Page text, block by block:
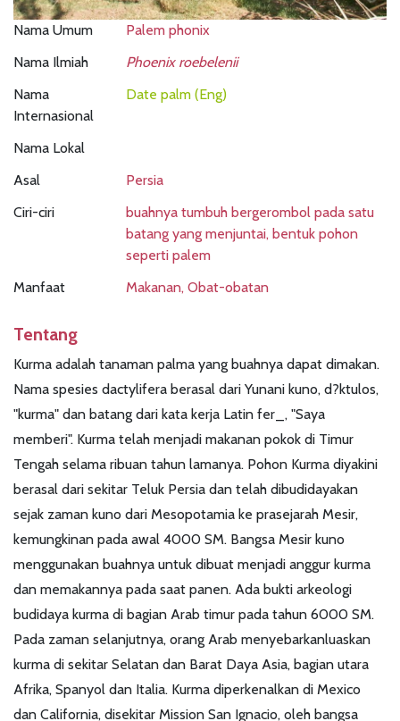
Nama Umum
Palem phonix
Nama Ilmiah
Phoenix roebelenii
Nama
Internasional
Date palm (Eng)
Nama Lokal
Asal
Persia
Ciri-ciri
buahnya tumbuh bergerombol pada satu
batang yang menjuntai, bentuk pohon
seperti palem
Manfaat
Makanan, Obat-obatan
Tentang
Kurma adalah tanaman palma yang buahnya dapat dimakan.
Nama spesies dactylifera berasal dari Yunani kuno, d?ktulos,
"kurma" dan batang dari kata kerja Latin fer_, "Saya
memberi". Kurma telah menjadi makanan pokok di Timur
Tengah selama ribuan tahun lamanya. Pohon Kurma diyakini
berasal dari sekitar Teluk Persia dan telah dibudidayakan
sejak zaman kuno dari Mesopotamia ke prasejarah Mesir,
kemungkinan pada awal 4000 SM. Bangsa Mesir kuno
menggunakan buahnya untuk dibuat menjadi anggur kurma
dan memakannya pada saat panen. Ada bukti arkeologi
budidaya kurma di bagian Arab timur pada tahun 6000 SM.
Pada zaman selanjutnya, orang Arab menyebarkanluaskan
kurma di sekitar Selatan dan Barat Daya Asia, bagian utara
Afrika, Spanyol dan Italia. Kurma diperkenalkan di Mexico
dan California, disekitar Mission San Ignacio, oleh bangsa